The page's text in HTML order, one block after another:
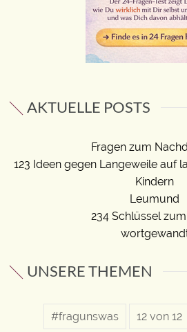
AKTUELLE POSTS
Fragen zum
123 Ideen gegen Langeweile auf
Kindern
Leumund
234 Schlüssel
UNSERE THEMEN
#fragunswas 12 von 12